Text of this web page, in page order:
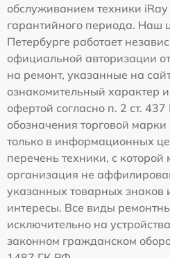
обслуживанием техники iRay
гарантийного периода. Наш
Петербурге работает
официальной авторизации
на ремонт, указанные на
ознакомительный характер
офертой согласно п. 2 ст.
обозначения торговой
только в информационных
перечень техники, с
организация не
указанных товарных знаков
интересы. Все виды
исключительно на
законном гражданском